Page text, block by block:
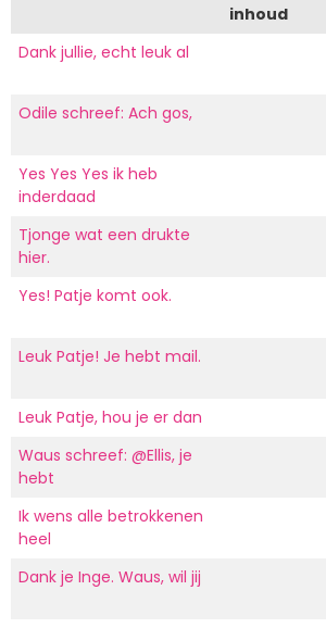
inhoud
Dank jullie, echt leuk al
Odile schreef: Ach gos,
Yes Yes Yes ik heb
inderdaad
Tjonge wat een drukte
hier.
Yes! Patje komt ook.
Leuk Patje! Je hebt mail.
Leuk Patje, hou je er dan
Waus schreef: @Ellis, je
hebt
Ik wens alle betrokkenen
heel
Dank je Inge. Waus, wil jij